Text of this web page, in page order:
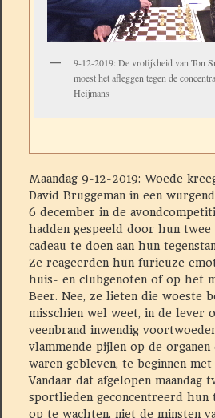
9-12-2019: De vrolijkheid van Ton
moest het afleggen tegen de
Heijmans
Maandag 9-12-2019: Woede
David Bruggeman in een
6 december in de
hadden gespeeld door hun
cadeau te doen aan hun
Ze reageerden hun furieuze
huis- en clubgenoten of op het
Beer. Nee, ze lieten die woeste
misschien wel weet, in de lever
veenbrand inwendig
vlammende pijlen op de organen
waren gebleven, te beginnen
Vandaar dat afgelopen maandag
sportlieden geconcentreerd hun
op te wachten, niet de minsten